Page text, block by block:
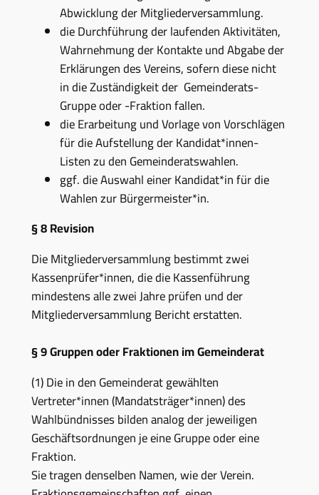
Abwicklung der Mitgliederversammlung.
die Durchführung der laufenden Aktivitäten,
Wahrnehmung der Kontakte und Abgabe der
Erklärungen des Vereins, sofern diese nicht
in die Zuständigkeit der Gemeinderats-
Gruppe oder -Fraktion fallen.
die Erarbeitung und Vorlage von Vorschlägen
für die Aufstellung der Kandidat*innen-
Listen zu den Gemeinderatswahlen.
ggf. die Auswahl einer Kandidat*in für die
Wahlen zur Bürgermeister*in.
§ 8Revision
Die Mitgliederversammlung bestimmt zwei
Kassenprüfer*innen, die die Kassenführung
mindestens alle zwei Jahre prüfen und der
Mitgliederversammlung Bericht erstatten.
§ 9Gruppen oder Fraktionen im Gemeinderat
(1) Die in den Gemeinderat gewählten
Vertreter*innen (Mandatsträger*innen) des
Wahlbündnisses bilden analog der jeweiligen
Geschäftsordnungen je eine Gruppe oder eine
Fraktion.
Sie tragen denselben Namen, wie der Verein.